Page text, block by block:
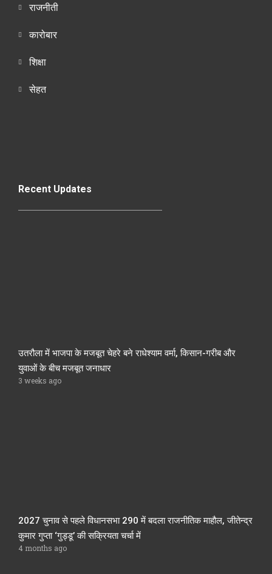
राजनीती
कारोबार
शिक्षा
सेहत
Recent Updates
उतरौला में भाजपा के मजबूत चेहरे बने राधेश्याम वर्मा, किसान-गरीब और
युवाओं के बीच मजबूत जनाधार
3 weeks ago
2027 चुनाव से पहले विधानसभा 290 में बदला राजनीतिक माहौल, जीतेन्द्र
कुमार गुप्ता ‘गुड्डू’ की सक्रियता चर्चा में
4 months ago